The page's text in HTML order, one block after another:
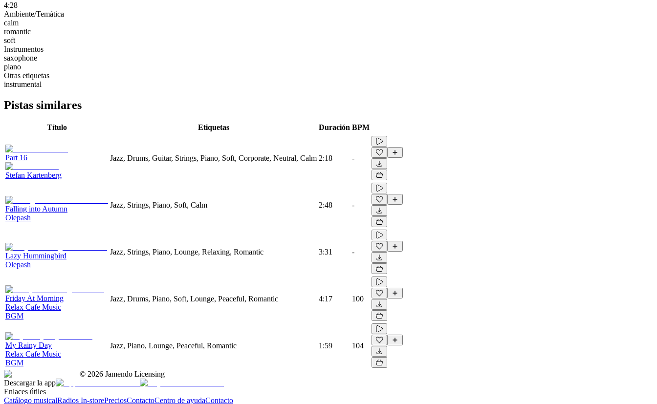
4:28
Ambiente/Temática
calm
romantic
soft
Instrumentos
saxophone
piano
Otras etiquetas
instrumental
Pistas similares
Título Etiquetas Duración BPM
Part 16
Stefan Kartenberg
Jazz, Drums, Guitar, Strings, Piano, Soft, Corporate, Neutral, Calm 2:18 -
Falling into Autumn
Olepash
Jazz, Strings, Piano, Soft, Calm 2:48 -
Lazy Hummingbird
Olepash
Jazz, Strings, Piano, Lounge, Relaxing, Romantic 3:31 -
Friday At Morning
Relax Cafe Music
BGM
Jazz, Drums, Piano, Soft, Lounge, Peaceful, Romantic 4:17 100
My Rainy Day
Relax Cafe Music
BGM
Jazz, Piano, Lounge, Peaceful, Romantic 1:59 104
© 2026 Jamendo Licensing
Descargar la app
Enlaces útiles
Catálogo musicalRadios In-storePreciosContactoCentro de ayudaContacto